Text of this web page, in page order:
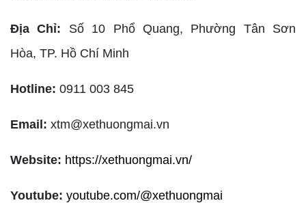
Địa Chỉ: Số 10 Phổ Quang, Phường Tân Sơn
Hòa, TP. Hồ Chí Minh
Hotline: 0911 003 845
Email: xtm@xethuongmai.vn
Website: https://xethuongmai.vn/
Youtube: youtube.com/@xethuongmai